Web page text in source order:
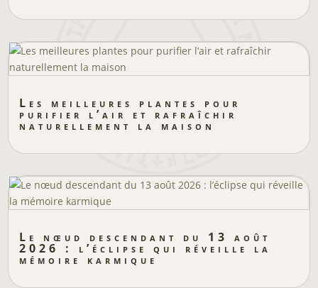
Les meilleures plantes pour
purifier l’air et rafraîchir
naturellement la maison
Le nœud descendant du 13 août
2026 : l’éclipse qui réveille la
mémoire karmique